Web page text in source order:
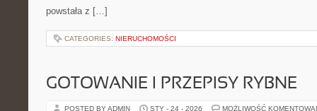
powstała z […]
CATEGORIES: NIERUCHOMOŚCI
GOTOWANIE I PRZEPISY RYBNE
POSTED BY ADMIN STY - 24 - 2026 MOŻLIWOŚĆ